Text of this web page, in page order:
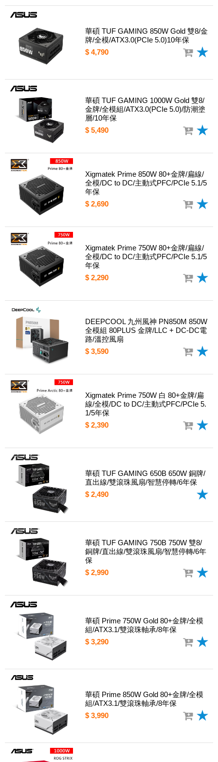
華碩 TUF GAMING 850W Gold 雙8/金
牌/全模/ATX3.0(PCIe 5.0)10年保
$ 4,790
華碩 TUF GAMING 1000W Gold 雙8/
金牌/全模組/ATX3.0(PCIe 5.0)/防潮塗
層/10年保
$ 5,490
Xigmatek Prime 850W 80+金牌/扁線/
全模/DC to DC/主動式PFC/PCIe 5.1/5
年保
$ 2,690
Xigmatek Prime 750W 80+金牌/扁線/
全模/DC to DC/主動式PFC/PCIe 5.1/5
年保
$ 2,290
DEEPCOOL 九州風神 PN850M 850W
全模組 80PLUS 金牌/LLC + DC-DC電
路/溫控風扇
$ 3,590
Xigmatek Prime 750W 白 80+金牌/扁
線/全模/DC to DC/主動式PFC/PCIe 5.
1/5年保
$ 2,390
華碩 TUF GAMING 650B 650W 銅牌/
直出線/雙滾珠風扇/智慧停轉/6年保
$ 2,490
華碩 TUF GAMING 750B 750W 雙8/
銅牌/直出線/雙滾珠風扇/智慧停轉/6年
保
$ 2,990
華碩 Prime 750W Gold 80+金牌/全模
組/ATX3.1/雙滾珠軸承/8年保
$ 3,290
華碩 Prime 850W Gold 80+金牌/全模
組/ATX3.1/雙滾珠軸承/8年保
$ 3,990